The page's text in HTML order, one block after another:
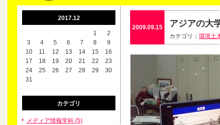
2017.12
1
2
3
4 5 6 7 8
9
10
11 12 13 14 15
16
17
18 19 20 21 22
23
24
25 26 27 28 29
30
31
カテゴリ
メディア情報学科 (5)
アジアの大
カテゴリ： 環境土
2009.09.15